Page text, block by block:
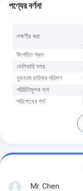
পণ্যের বর্ণনা
লক্ষণীয় করা
উৎপত্তি স্থল
ডেলিভারি সময়
ন্যূনতম চাহিদার পরিমাণ
পরিচিতিমুলক নাম
পরিশোধের শর্ত
Mr. Chen